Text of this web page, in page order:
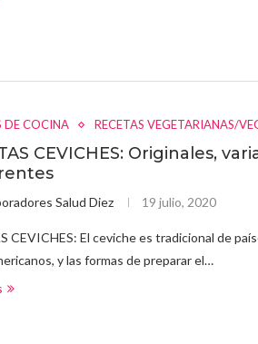
DE COCINA RECETAS VEGETARIANAS/
CEVICHES: Originales,
Salud Diez 19 julio, 2020
CEVICHES: El ceviche es tradicional de
y las formas de preparar el…